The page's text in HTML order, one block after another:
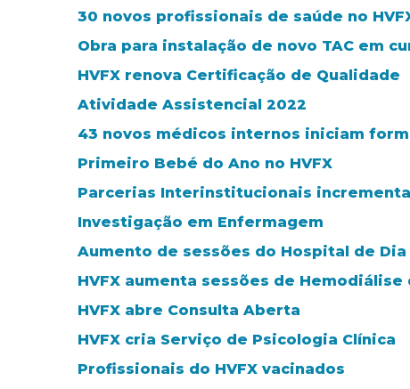
30 novos profissionais de saúde no
Obra para instalação de novo TAC em
HVFX renova Certificação de Qualidade
Atividade Assistencial 2022
43 novos médicos internos iniciam
Primeiro Bebé do Ano no HVFX
Parcerias Interinstitucionais
Investigação em Enfermagem
Aumento de sessões do Hospital de
HVFX aumenta sessões de
HVFX abre Consulta Aberta
HVFX cria Serviço de Psicologia Clínica
Profissionais do HVFX vacinados